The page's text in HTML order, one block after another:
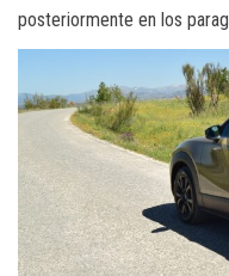
posteriormente en los